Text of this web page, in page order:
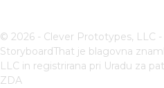
© 2026 - Clever Prototypes, LLC -
StoryboardThat je blagovna
LLC in registrirana pri Uradu za
ZDA